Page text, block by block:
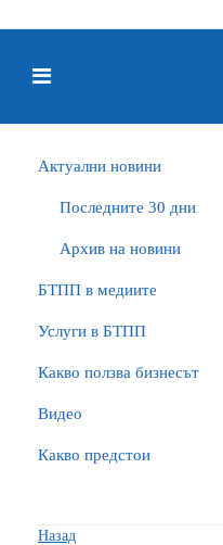
Актуални новини
Последните 30 дни
Архив на новини
БTПП в медиите
Услуги в БТПП
Какво ползва бизнесът
Видео
Какво предстои
Назад